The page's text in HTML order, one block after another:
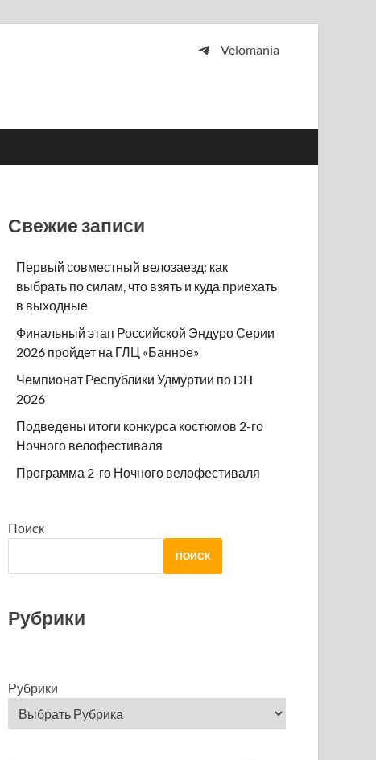
Velomania
Свежие записи
Первый совместный велозаезд: как
выбрать по силам, что взять и куда приехать
в выходные
Финальный этап Российской Эндуро Серии
2026 пройдет на ГЛЦ «Банное»
Чемпионат Республики Удмуртии по DH
2026
Подведены итоги конкурса костюмов 2-го
Ночного велофестиваля
Программа 2-го Ночного велофестиваля
Поиск
ПОИСК
Рубрики
Рубрики